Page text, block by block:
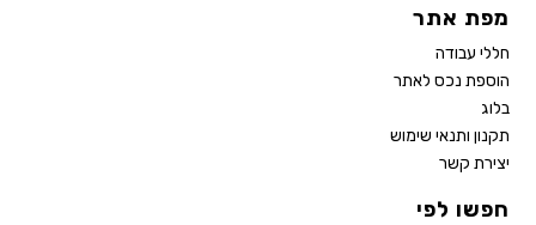
מפת אתר
חללי עבודה
הוספת נכס לאתר
בלוג
תקנון ותנאי שימוש
יצירת קשר
חפשו לפי